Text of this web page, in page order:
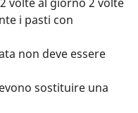
i pasti con
non deve essere
sostituire una